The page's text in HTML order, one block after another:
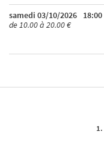
samedi 03/10/2026
18:00
de 10.00 à 20.00 €